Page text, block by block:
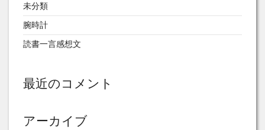
未分類
腕時計
読書一言感想文
最近のコメント
アーカイブ